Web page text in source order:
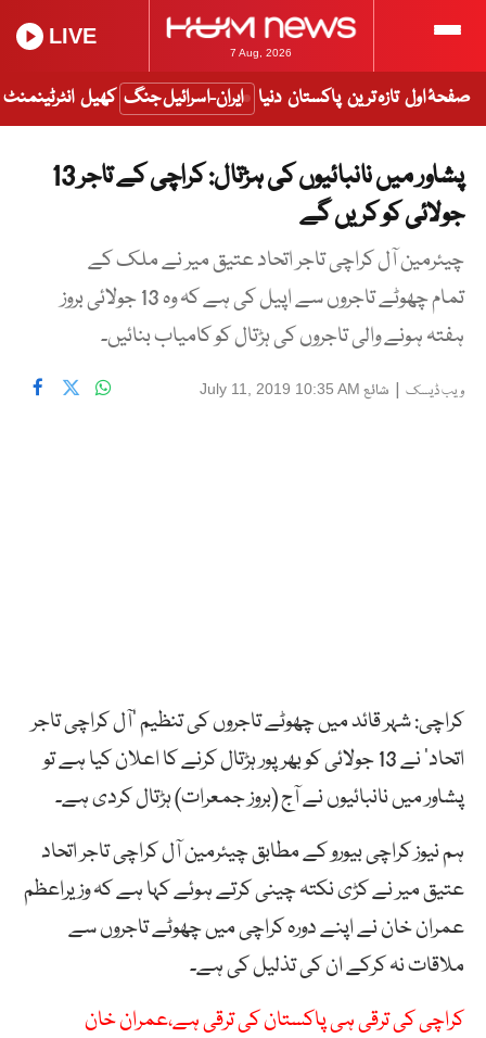
7 Aug, 2026
LIVE
صفحۂ اول تازہ ترین پاکستان دنیا ایران-اسرائیل جنگ کھیل انٹرٹینمنٹ
پشاور میں نانبائیوں کی ہڑتال: کراچی کے تاجر 13
جولائی کو کریں گے
چیئرمین آل کراچی تاجر اتحاد عتیق میر نے ملک کے
تمام چھوٹے تاجروں سے اپیل کی ہے کہ وہ 13 جولائی بروز
ہفتہ ہونے والی تاجروں کی ہڑتال کو کامیاب بنائیں۔
ویب ڈیسک | شائع July 11, 2019 10:35 AM
کراچی: شہر قائد میں چھوٹے تاجروں کی تنظیم ’آل کراچی تاجر
اتحاد‘ نے 13 جولائی کو بھرپور ہڑتال کرنے کا اعلان کیا ہے تو
پشاور میں نانبائیوں نے آج (بروز جمعرات) ہڑتال کردی ہے۔
ہم نیوز کراچی بیورو کے مطابق چیئرمین آل کراچی تاجر اتحاد
عتیق میر نے کڑی نکتہ چینی کرتے ہوئے کہا ہے کہ وزیراعظم
عمران خان نے اپنے دورہ کراچی میں چھوٹے تاجروں سے
ملاقات نہ کرکے ان کی تذلیل کی ہے۔
کراچی کی ترقی ہی پاکستان کی ترقی ہے،عمران خان